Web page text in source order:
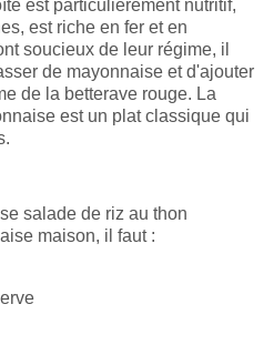
est particulièrement nutritif,
est riche en fer et en
soucieux de leur régime, il
de mayonnaise et d'ajouter
de la betterave rouge. La
est un plat classique qui
salade de riz au thon
maison, il faut :